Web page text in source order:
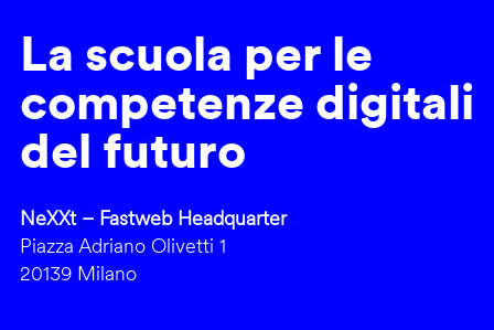
La scuola per le
competenze digitali
del futuro
NeXXt – Fastweb Headquarter
Piazza Adriano Olivetti 1
20139 Milano